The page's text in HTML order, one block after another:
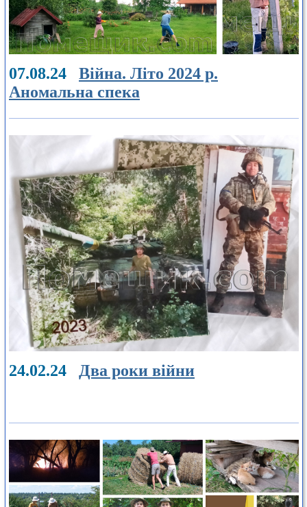
07.08.24 Війна. Літо 2024 р.
Аномальна спека
24.02.24 Два роки війни